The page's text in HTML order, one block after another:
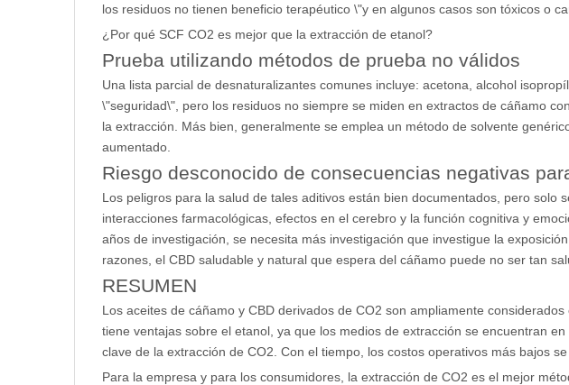
los residuos no tienen beneficio terapéutico \"y en algunos casos son tóxicos o
¿Por qué SCF CO2 es mejor que la extracción de etanol?
Prueba utilizando métodos de prueba no válidos
Una lista parcial de desnaturalizantes comunes incluye: acetona, alcohol
\"seguridad\", pero los residuos no siempre se miden en extractos de cáñamo
la extracción. Más bien, generalmente se emplea un método de solvente
aumentado.
Riesgo desconocido de consecuencias negativas
Los peligros para la salud de tales aditivos están bien documentados, pero
interacciones farmacológicas, efectos en el cerebro y la función cognitiva y
años de investigación, se necesita más investigación que investigue la
razones, el CBD saludable y natural que espera del cáñamo puede no ser tan
RESUMEN
Los aceites de cáñamo y CBD derivados de CO2 son ampliamente
tiene ventajas sobre el etanol, ya que los medios de extracción se encuentran
clave de la extracción de CO2. Con el tiempo, los costos operativos más bajos
Para la empresa y para los consumidores, la extracción de CO2 es el mejor